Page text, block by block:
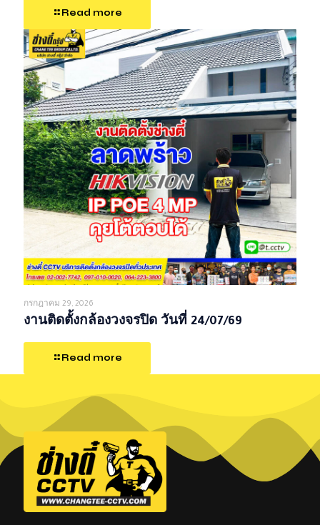
Read more
กรกฎาคม 29, 2026
งานติดตั้งกล้องวงจรปิด วันที่ 24/07/69
Read more